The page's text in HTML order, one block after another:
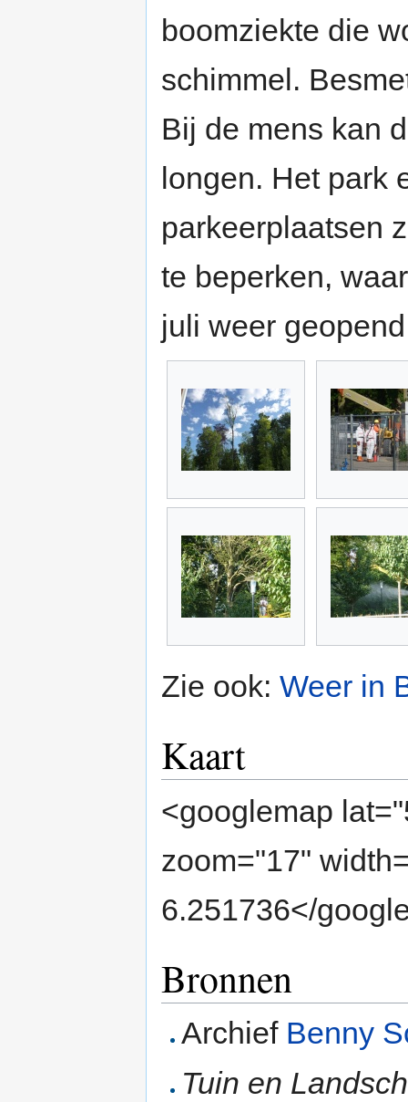
boomziekte die
schimmel.
Bij de mens kan
longen. Het park
parkeerplaatsen
te beperken,
juli weer
Zie ook: Weer in
Kaart
<googlemap
zoom="17"
6.251736</
Bronnen
Archief Benny
Tuin en